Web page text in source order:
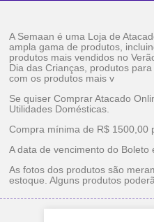
A Semaan é uma Loja de
ampla gama de produtos,
produtos mais vendidos no
Dia das Crianças, produtos
com os produtos mais v
Se quiser Comprar Atacado
Utilidades Domésticas.
Compra mínima de R$ 1500,00
A data de vencimento do
As fotos dos produtos são
estoque. Alguns produtos